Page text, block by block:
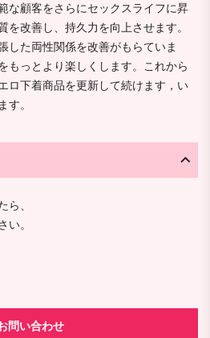
な顧客をさらにセックスライフに昇
を改善し、持久力を向上させます。
した両性関係を改善がもらていま
もっとより楽しくします。これから
ロ下着商品を更新して続けます，い
す。
ら、
い。
問い合わせ